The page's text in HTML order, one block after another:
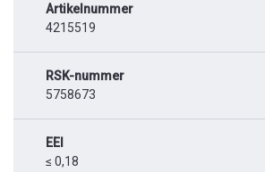
Artikelnummer
4215519
RSK-nummer
5758673
EEI
≤ 0,18